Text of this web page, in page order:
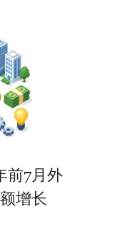
前7月外
增长